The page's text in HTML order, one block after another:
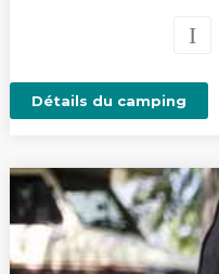
Détails du camping